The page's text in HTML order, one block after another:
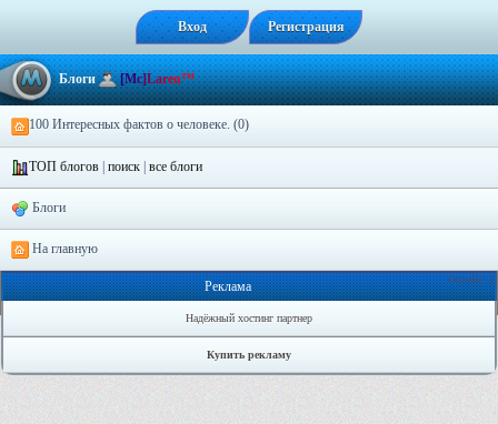
Вход Регистрация
Блоги [Mc]Laren™
100 Интересных фактов о человеке. (0)
ТОП блогов | поиск | все блоги
Блоги
На главную
Онлайн: 1
Реклама
Надёжный хостинг партнер
Купить рекламу